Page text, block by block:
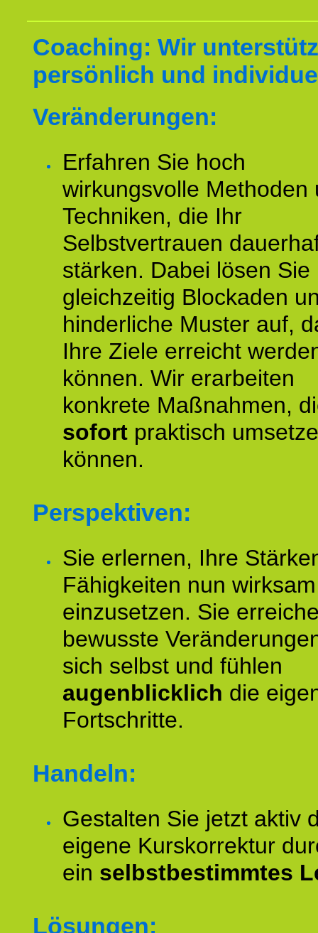
Coaching: Wir
persönlich und
Veränderungen:
Erfahren Sie hoch
wirkungsvolle Methoden
Techniken, die Ihr
Selbstvertrauen
stärken. Dabei lösen Sie
gleichzeitig Blockaden
hinderliche Muster auf,
Ihre Ziele erreicht
können. Wir erarbeiten
konkrete Maßnahmen,
sofort praktisch
können.
Perspektiven:
Sie erlernen, Ihre
Fähigkeiten nun wirksam
einzusetzen. Sie
bewusste
sich selbst und fühlen
augenblicklich die
Fortschritte.
Handeln:
Gestalten Sie jetzt aktiv
eigene Kurskorrektur
ein selbstbestimmtes
Lösungen: